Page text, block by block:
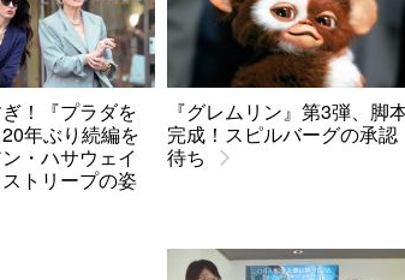
！『プラダを
年ぶり続編を
・ハサウェイ
トリープの姿
『グレムリン』第3弾、脚
完成！スピルバーグの承認
待ち